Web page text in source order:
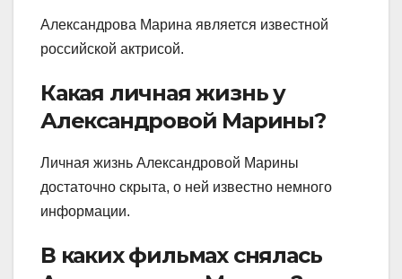
Александрова Марина является известной
российской актрисой.
Какая личная жизнь у
Александровой Марины?
Личная жизнь Александровой Марины
достаточно скрыта, о ней известно немного
информации.
В каких фильмах снялась